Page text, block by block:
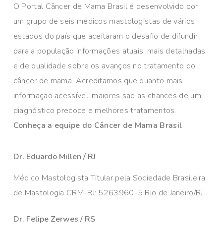
O Portal Câncer de Mama Brasil é desenvolvido por
um grupo de seis médicos mastologistas de vários
estados do país que aceitaram o desafio de difundir
para a população informações atuais, mais detalhadas
e de qualidade sobre os avanços no tratamento do
câncer de mama. Acreditamos que quanto mais
informação acessível, maiores são as chances de um
diagnóstico precoce e melhores tratamentos.
Conheça a equipe do Câncer de Mama Brasil
Dr. Eduardo Millen / RJ
Médico Mastologista Titular pela Sociedade Brasileira
de Mastologia CRM-RJ: 5263960-5 Rio de Janeiro/RJ
Dr. Felipe Zerwes / RS